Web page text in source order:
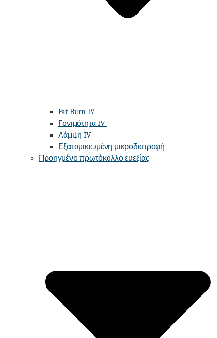
Fat Burn IV
Γονιμότητα IV
Λάμψη IV
Εξατομικευμένη μικροδιατροφή
Προηγμένο πρωτόκολλο ευεξίας